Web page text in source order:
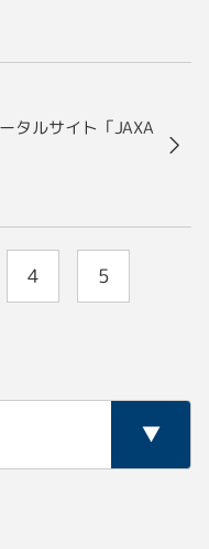
タルサイト「JAXA
4 5